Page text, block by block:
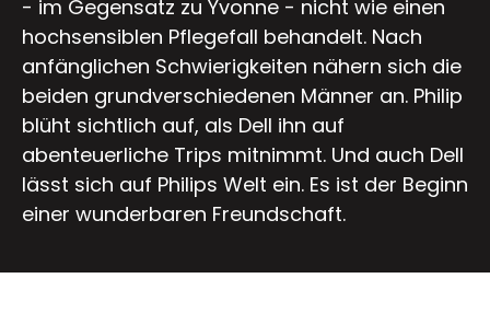
- im Gegensatz zu Yvonne - nicht wie einen
hochsensiblen Pflegefall behandelt. Nach
anfänglichen Schwierigkeiten nähern sich die
beiden grundverschiedenen Männer an. Philip
blüht sichtlich auf, als Dell ihn auf
abenteuerliche Trips mitnimmt. Und auch Dell
lässt sich auf Philips Welt ein. Es ist der Beginn
einer wunderbaren Freundschaft.